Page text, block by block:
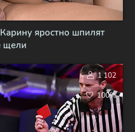
яростно шпилят
щели
1 102
100%